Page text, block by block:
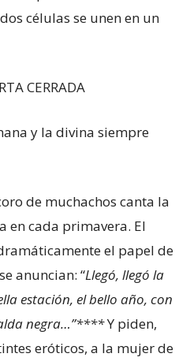
células se unen en un
CERRADA
y la divina siempre
de muchachos canta la
en cada primavera. El
el papel de
anuncian: “Llegó, llegó la
estación, el bello año, con
negra…”****Y piden,
eróticos, a la mujer de